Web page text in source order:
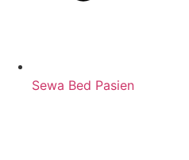
Sewa Bed Pasien